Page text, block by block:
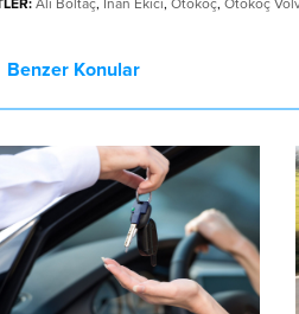
Ali Boltaç, İnan Ekici, Otokoç, Otokoç
Benzer Konular